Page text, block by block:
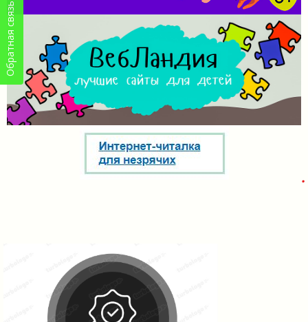
Обратная связь